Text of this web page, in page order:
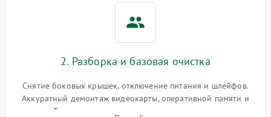
2. Разборка и базовая очистка
Снятие боковых крышек, отключение питания и шлейфов.
Аккуратный демонтаж видеокарты, оперативной памяти и
кулеров. Тщательная очистка корпуса и радиаторов от пыли